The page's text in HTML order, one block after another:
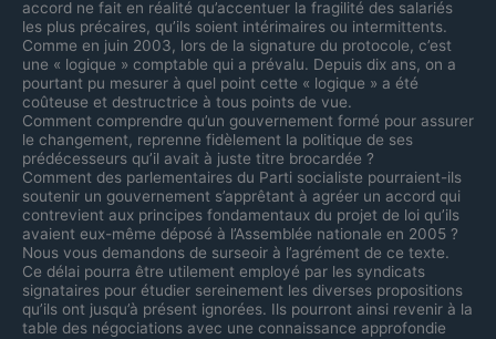
accord ne fait en réalité qu’accentuer la fragilité des salariés
les plus précaires, qu’ils soient intérimaires ou intermittents.
Comme en juin 2003, lors de la signature du protocole, c’est
une « logique » comptable qui a prévalu. Depuis dix ans, on a
pourtant pu mesurer à quel point cette « logique » a été
coûteuse et destructrice à tous points de vue.
Comment comprendre qu’un gouvernement formé pour assurer
le changement, reprenne fidèlement la politique de ses
prédécesseurs qu’il avait à juste titre brocardée ?
Comment des parlementaires du Parti socialiste pourraient-ils
soutenir un gouvernement s’apprêtant à agréer un accord qui
contrevient aux principes fondamentaux du projet de loi qu’ils
avaient eux-même déposé à l’Assemblée nationale en 2005 ?
Nous vous demandons de surseoir à l’agrément de ce texte.
Ce délai pourra être utilement employé par les syndicats
signataires pour étudier sereinement les diverses propositions
qu’ils ont jusqu’à présent ignorées. Ils pourront ainsi revenir à la
table des négociations avec une connaissance approfondie